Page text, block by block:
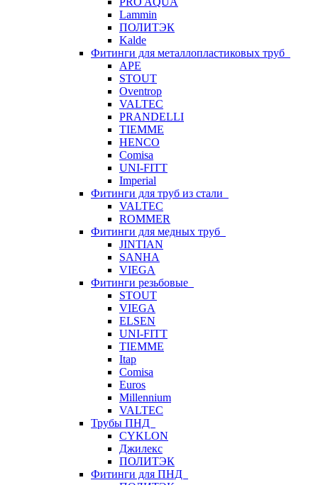
Lammin
ПОЛИТЭК
Kalde
Фитинги для металлопластиковых труб
APE
STOUT
Oventrop
VALTEC
PRANDELLI
TIEMME
HENCO
Comisa
UNI-FITT
Imperial
Фитинги для труб из стали
VALTEC
ROMMER
Фитинги для медных труб
JINTIAN
SANHA
VIEGA
Фитинги резьбовые
STOUT
VIEGA
ELSEN
UNI-FITT
TIEMME
Itap
Comisa
Euros
Millennium
VALTEC
Трубы ПНД
CYKLON
Джилекс
ПОЛИТЭК
Фитинги для ПНД